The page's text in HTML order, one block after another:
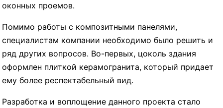
оконных проемов.
Помимо работы с композитными панелями,
специалистам компании необходимо было решить и
ряд других вопросов. Во-первых, цоколь здания
оформлен плиткой керамогранита, который придает
ему более респектабельный вид.
Разработка и воплощение данного проекта стало